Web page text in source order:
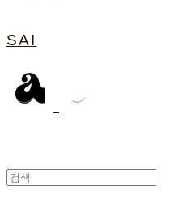
SAI